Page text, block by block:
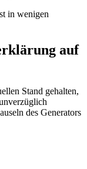
in wenigen
auf
Stand gehalten,
des Generators